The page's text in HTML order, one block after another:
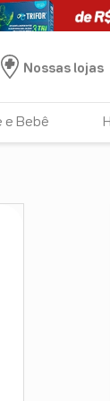
Nossas lojas
e Bebê